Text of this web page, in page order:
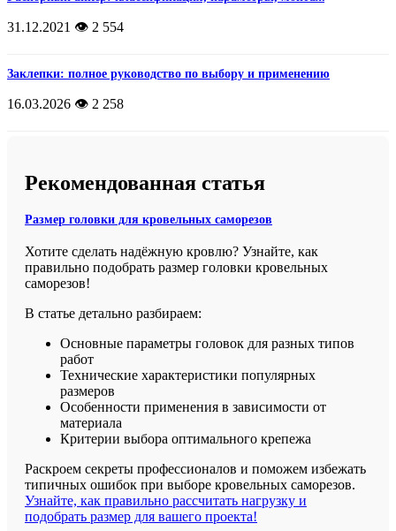
31.12.2021 👁️ 2 554
Заклепки: полное руководство по выбору и применению
16.03.2026 👁️ 2 258
Рекомендованная статья
Размер головки для кровельных саморезов
Хотите сделать надёжную кровлю? Узнайте, как
правильно подобрать размер головки кровельных
саморезов!
В статье детально разбираем:
Основные параметры головок для разных типов
работ
Технические характеристики популярных
размеров
Особенности применения в зависимости от
материала
Критерии выбора оптимального крепежа
Раскроем секреты профессионалов и поможем избежать
типичных ошибок при выборе кровельных саморезов.
Узнайте, как правильно рассчитать нагрузку и
подобрать размер для вашего проекта!